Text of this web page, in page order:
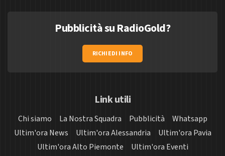
Pubblicità su RadioGold?
RICHIEDI INFO
Link utili
Chi siamo La Nostra Squadra Pubblicità
Whatsapp
Ultim'ora News
Ultim'ora Alessandria
Ultim'ora Pavia
Ultim'ora Alto Piemonte
Ultim'ora Eventi